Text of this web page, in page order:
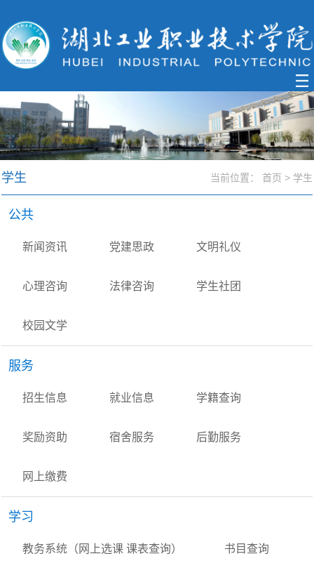
学生 当前位置： 首页 > 学生
公共
新闻资讯 党建思政 文明礼仪
心理咨询 法律咨询 学生社团
校园文学
服务
招生信息 就业信息 学籍查询
奖励资助 宿舍服务 后勤服务
网上缴费
学习
教务系统（网上选课 课表查询） 书目查询